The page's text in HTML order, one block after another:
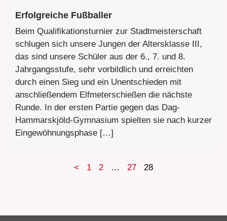
Erfolgreiche Fußballer
Beim Qualifikationsturnier zur Stadtmeisterschaft
schlugen sich unsere Jungen der Altersklasse III,
das sind unsere Schüler aus der 6., 7. und 8.
Jahrgangsstufe, sehr vorbildlich und erreichten
durch einen Sieg und ein Unentschieden mit
anschließendem Elfmeterschießen die nächste
Runde. In der ersten Partie gegen das Dag-
Hammarskjöld-Gymnasium spielten sie nach kurzer
Eingewöhnungsphase […]
< 1 2 … 27 28